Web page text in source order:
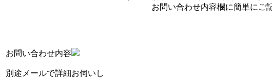
お問い合わせ内容欄に
お問い合わせ内容
別途メールで詳細お伺いし